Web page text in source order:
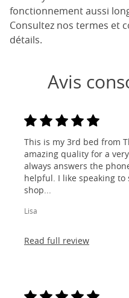
fonctionnement aussi
Consultez nos termes et
détails.
Avis
This is my 3rd bed from
amazing quality for a
always answers the
helpful. I like speaking to
shop...
Lisa
Read full review